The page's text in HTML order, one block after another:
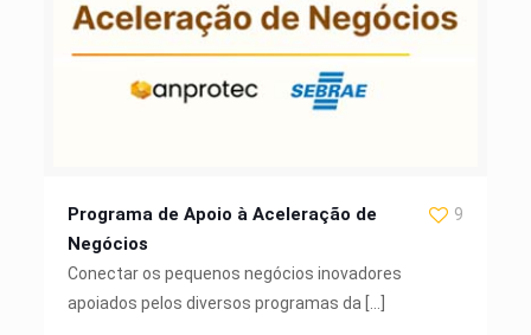
Programa de Apoio à Aceleração de
Negócios
9
Conectar os pequenos negócios inovadores
apoiados pelos diversos programas da